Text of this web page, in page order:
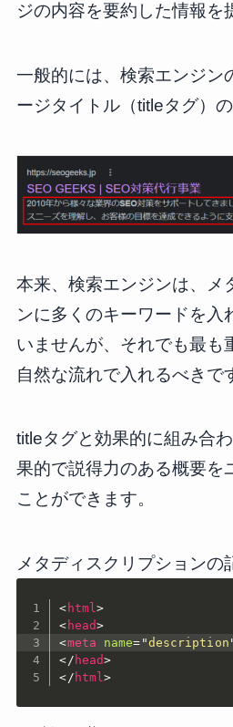
ジの内容を要約した情報を
一般的には、検索エンジン
ージタイトル（titleタグ）
本来、検索エンジンは、メ
ンに多くのキーワードを入
いませんが、それでも最も
自然な流れで入れるべきで
titleタグと効果的に組み合
果的で説得力のある概要を
ことができます。
メタディスクリプションの
< html >
< head>
<meta name= "description
</ head>
</ html>